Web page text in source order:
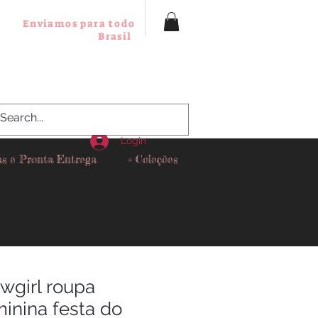
Enviamos para todo
Brasil
e Pronta Entrega + Coleções
Login
roupa
festa do